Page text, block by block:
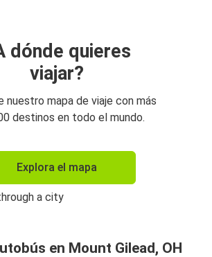
dónde quieres
viajar?
nuestro mapa de viaje con más
destinos en todo el mundo.
Explora el mapa
en Mount Gilead, OH